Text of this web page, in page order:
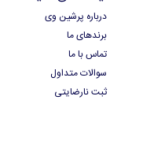
درباره پرشین وی
برندهای ما
تماس با ما
سوالات متداول
ثبت نارضایتی